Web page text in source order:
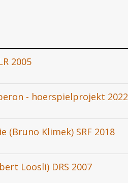
2005
- hoerspielprojekt 2022
(Bruno Klimek) SRF 2018
Loosli) DRS 2007